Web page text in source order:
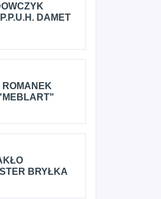
DAMET
BRYŁKA